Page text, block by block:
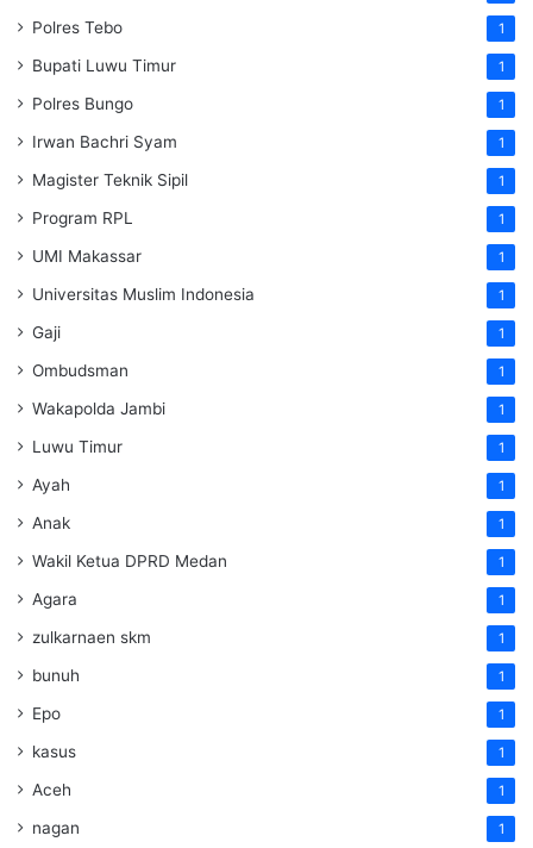
Polres Tebo 1
Bupati Luwu Timur 1
Polres Bungo 1
Irwan Bachri Syam 1
Magister Teknik Sipil 1
Program RPL 1
UMI Makassar 1
Universitas Muslim Indonesia 1
Gaji 1
Ombudsman 1
Wakapolda Jambi 1
Luwu Timur 1
Ayah 1
Anak 1
Wakil Ketua DPRD Medan 1
Agara 1
zulkarnaen skm 1
bunuh 1
Epo 1
kasus 1
Aceh 1
nagan 1